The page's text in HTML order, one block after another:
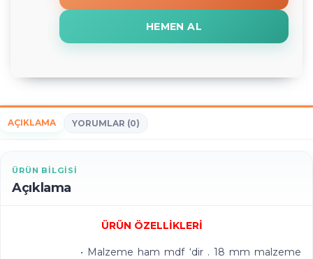
HEMEN AL
AÇIKLAMA YORUMLAR (0)
ÜRÜN BILGISI
Açıklama
ÜRÜN ÖZELLİKLERİ
• Malzeme ham mdf ‘dir . 18 mm malzeme